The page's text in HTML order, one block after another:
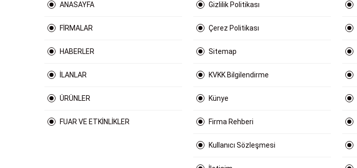
ANASAYFA
FİRMALAR
HABERLER
İLANLAR
ÜRÜNLER
FUAR VE ETKİNLİKLER
Gizlilik Politikası
Çerez Politikası
Sitemap
KVKK Bilgilendirme
Künye
Firma Rehberi
Kullanıcı Sözleşmesi